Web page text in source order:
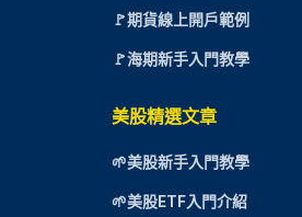
🚩期貨線上開戶範例
🚩海期新手入門教學
美股精選文章
🌱美股新手入門教學
🌱美股ETF入門介紹